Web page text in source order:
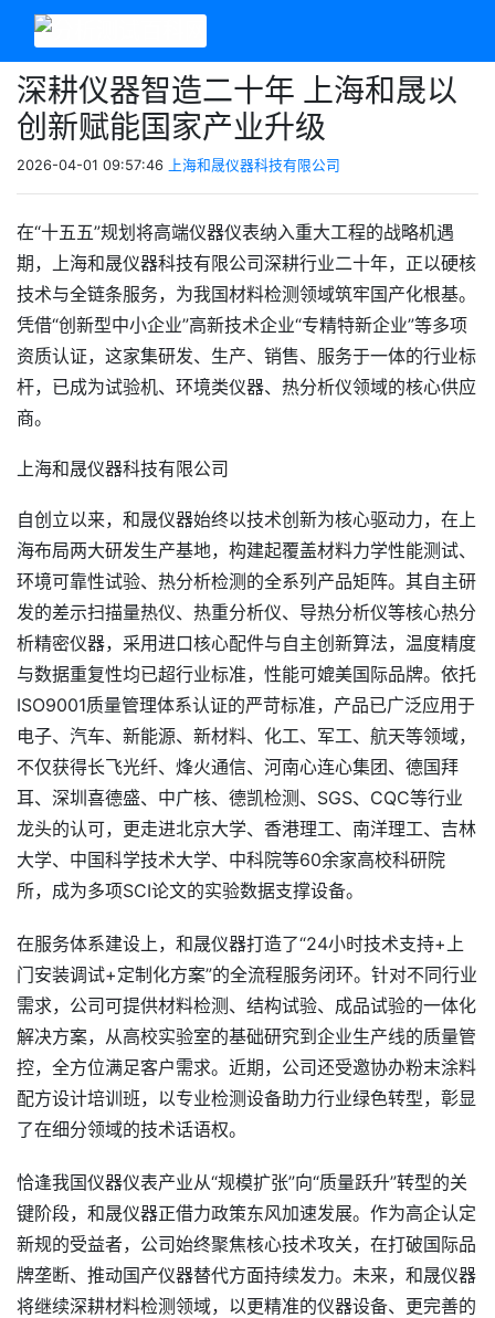
深耕仪器智造二十年 上海和晟以
创新赋能国家产业升级
2026-04-01 09:57:46 上海和晟仪器科技有限公司
在“十五五”规划将高端仪器仪表纳入重大工程的战略机遇
期，上海和晟仪器科技有限公司深耕行业二十年，正以硬核
技术与全链条服务，为我国材料检测领域筑牢国产化根基。
凭借“创新型中小企业”高新技术企业“专精特新企业”等多项
资质认证，这家集研发、生产、销售、服务于一体的行业标
杆，已成为试验机、环境类仪器、热分析仪领域的核心供应
商。
上海和晟仪器科技有限公司
自创立以来，和晟仪器始终以技术创新为核心驱动力，在上
海布局两大研发生产基地，构建起覆盖材料力学性能测试、
环境可靠性试验、热分析检测的全系列产品矩阵。其自主研
发的差示扫描量热仪、热重分析仪、导热分析仪等核心热分
析精密仪器，采用进口核心配件与自主创新算法，温度精度
与数据重复性均已超行业标准，性能可媲美国际品牌。依托
ISO9001质量管理体系认证的严苛标准，产品已广泛应用于
电子、汽车、新能源、新材料、化工、军工、航天等领域，
不仅获得长飞光纤、烽火通信、河南心连心集团、德国拜
耳、深圳喜德盛、中广核、德凯检测、SGS、CQC等行业
龙头的认可，更走进北京大学、香港理工、南洋理工、吉林
大学、中国科学技术大学、中科院等60余家高校科研院
所，成为多项SCI论文的实验数据支撑设备。
在服务体系建设上，和晟仪器打造了“24小时技术支持+上
门安装调试+定制化方案”的全流程服务闭环。针对不同行业
需求，公司可提供材料检测、结构试验、成品试验的一体化
解决方案，从高校实验室的基础研究到企业生产线的质量管
控，全方位满足客户需求。近期，公司还受邀协办粉末涂料
配方设计培训班，以专业检测设备助力行业绿色转型，彰显
了在细分领域的技术话语权。
恰逢我国仪器仪表产业从“规模扩张”向“质量跃升”转型的关
键阶段，和晟仪器正借力政策东风加速发展。作为高企认定
新规的受益者，公司始终聚焦核心技术攻关，在打破国际品
牌垄断、推动国产仪器替代方面持续发力。未来，和晟仪器
将继续深耕材料检测领域，以更精准的仪器设备、更完善的